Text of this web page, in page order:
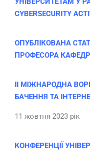
CYBERSECURITY
ОПУБЛІКОВАНА
ПРОФЕСОРА
II МІЖНАРОДНА
БАЧЕННЯ ТА
11 жовтня 2023 рік
КОНФЕРЕНЦІЇ